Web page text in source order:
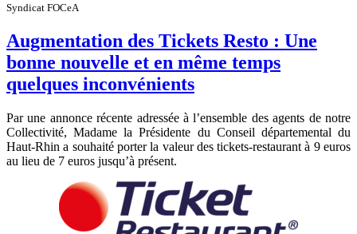
Syndicat FOCeA
Augmentation des Tickets Resto : Une
bonne nouvelle et en même temps
quelques inconvénients
Par une annonce récente adressée à l’ensemble des agents de notre
Collectivité, Madame la Présidente du Conseil départemental du
Haut-Rhin a souhaité porter la valeur des tickets-restaurant à 9 euros
au lieu de 7 euros jusqu’à présent.